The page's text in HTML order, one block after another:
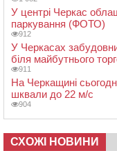
У центрі Черкас
паркування (ФОТО)
912
У Черкасах
біля майбутнього
911
На Черкащині
шквали до 22 м/с
904
СХОЖІ НОВИНИ